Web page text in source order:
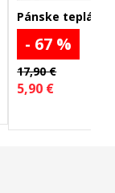
Pánske tepláky
- 67 %
17,90 €
5,90 €